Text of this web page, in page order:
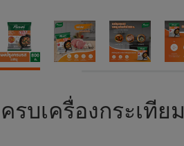
รบเครื่องกระเทีย